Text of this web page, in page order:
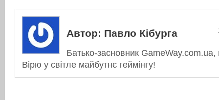
Автор: Павло Кібурга
Батько-засновник
Вірю у світле майбутнє геймінгу!